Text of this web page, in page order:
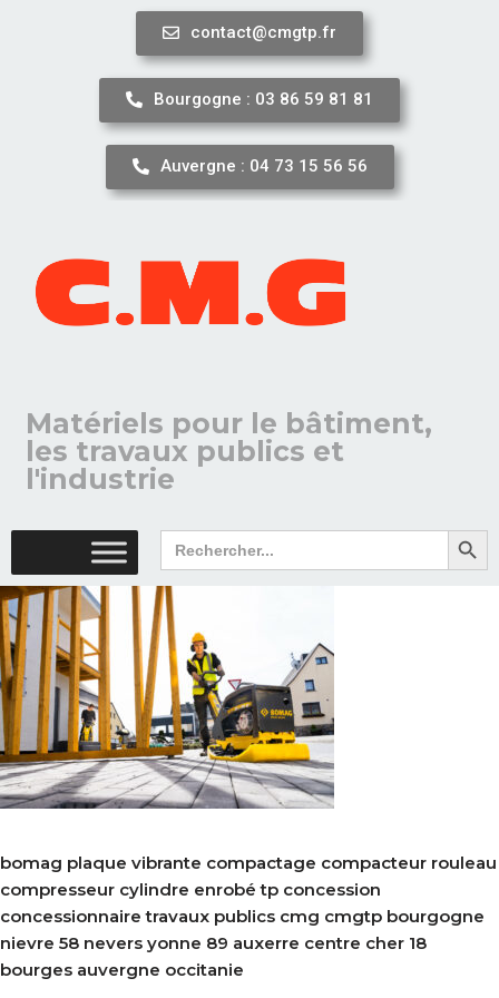
contact@cmgtp.fr
Bourgogne : 03 86 59 81 81
Auvergne : 04 73 15 56 56
Matériels pour le bâtiment,
les travaux publics et
l'industrie
Search
for:
Search
bomag plaque vibrante compactage compacteur rouleau
compresseur cylindre enrobé tp concession
concessionnaire travaux publics cmg cmgtp bourgogne
nievre 58 nevers yonne 89 auxerre centre cher 18
bourges auvergne occitanie